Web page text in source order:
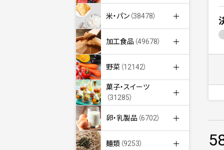
米・パン （38478）
加工食品 （49678）
野菜 （12142）
菓子・スイーツ
（31285）
卵・乳製品 （6702）
麺類 （9253）